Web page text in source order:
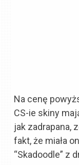
Na cenę
CS-ie skiny
jak zadrapana,
fakt, że miała
“Skadoodle” z